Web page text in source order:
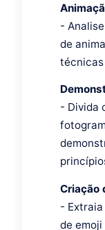
-
de
técnicas
- Divida
Criação
-
de